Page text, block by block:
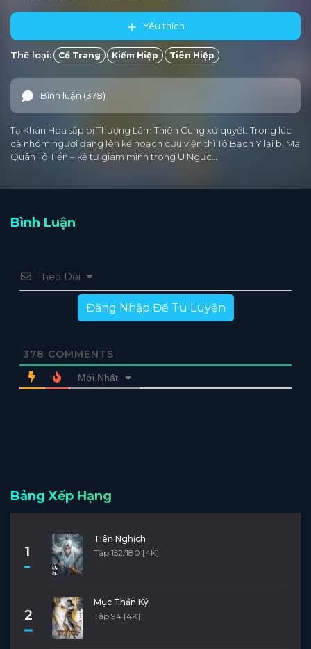
Yêu thích
Thể loại: Cổ Trang Kiếm Hiệp Tiên Hiệp
Bình luận (378)
Tạ Khán Hoa sắp bị Thượng Lâm Thiên Cung xử quyết. Trong lúc
cả nhóm người đang lên kế hoạch cứu viện thì Tô Bạch Y lại bị Ma
Quân Tô Tiển – kẻ tự giam mình trong U Ngục…
Bình Luận
Theo Dõi
Đăng Nhập Để Tu Luyện
378 COMMENTS
Mới Nhất
Bảng Xếp Hạng
1
Tiên Nghịch
Tập 152/180 [4K]
2
Mục Thần Ký
Tập 94 [4K]